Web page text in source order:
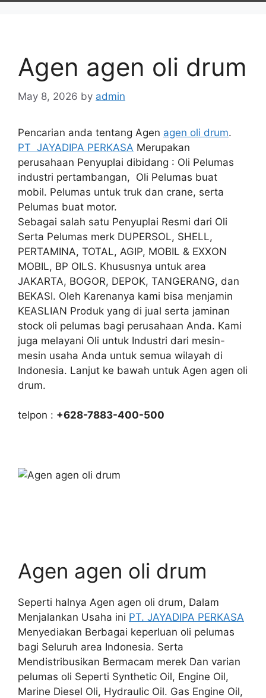
Agen agen oli drum
May 8, 2026 by admin
Pencarian anda tentang Agen agen oli drum.
PT JAYADIPA PERKASA Merupakan
perusahaan Penyuplai dibidang : Oli Pelumas
industri pertambangan, Oli Pelumas buat
mobil. Pelumas untuk truk dan crane, serta
Pelumas buat motor.
Sebagai salah satu Penyuplai Resmi dari Oli
Serta Pelumas merk DUPERSOL, SHELL,
PERTAMINA, TOTAL, AGIP, MOBIL & EXXON
MOBIL, BP OILS. Khususnya untuk area
JAKARTA, BOGOR, DEPOK, TANGERANG, dan
BEKASI. Oleh Karenanya kami bisa menjamin
KEASLIAN Produk yang di jual serta jaminan
stock oli pelumas bagi perusahaan Anda. Kami
juga melayani Oli untuk Industri dari mesin-
mesin usaha Anda untuk semua wilayah di
Indonesia. Lanjut ke bawah untuk Agen agen oli
drum.
telpon : +628-7883-400-500
Agen agen oli drum
Seperti halnya Agen agen oli drum, Dalam
Menjalankan Usaha ini PT. JAYADIPA PERKASA
Menyediakan Berbagai keperluan oli pelumas
bagi Seluruh area Indonesia. Serta
Mendistribusikan Bermacam merek Dan varian
pelumas oli Seperti Synthetic Oil, Engine Oil,
Marine Diesel Oli, Hydraulic Oil. Gas Engine Oil,